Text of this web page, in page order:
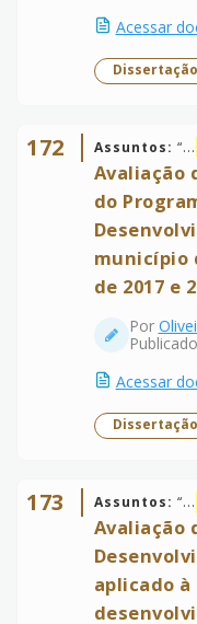
Acessar
Dissertação
172 Assuntos: “...
do
município
de 2017 e
Por
Acessar
Dissertação
173 Assuntos: “...
Avaliação
aplicado